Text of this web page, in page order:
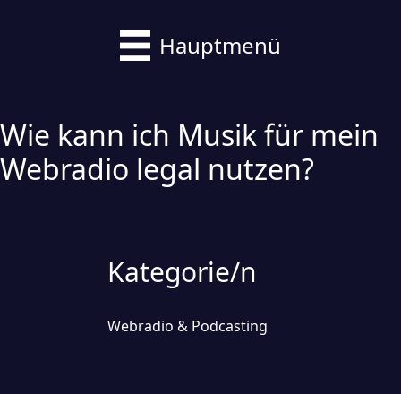
Hauptmenü
Wie kann ich Musik für mein
Webradio legal nutzen?
Kategorie/n
Webradio & Podcasting